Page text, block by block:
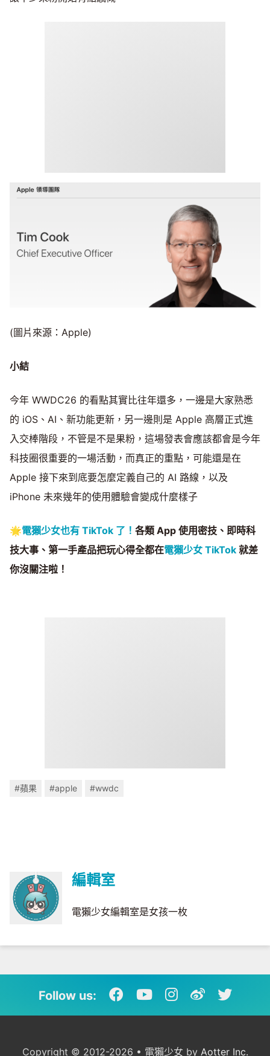
(圖片來源：Apple)
小結
今年 WWDC26 的看點其實比往年還多，一邊是大家熟悉
的 iOS、AI、新功能更新，另一邊則是 Apple 高層正式進
入交棒階段，不管是不是果粉，這場發表會應該都會是今年
科技圈很重要的一場活動，而真正的重點，可能還是在
Apple 接下來到底要怎麼定義自己的 AI 路線，以及
iPhone 未來幾年的使用體驗會變成什麼樣子
🌟電獺少女也有 TikTok 了！ 各類 App 使用密技、即時科
技大事、第一手產品把玩心得全都在電獺少女 TikTok 就差
你沒關注啦！
#蘋果 #apple #wwdc
編輯室
電獺少女編輯室是女孩一枚
Follow us:
Copyright © 2012-2026 • 電獺少女 by Aotter Inc.